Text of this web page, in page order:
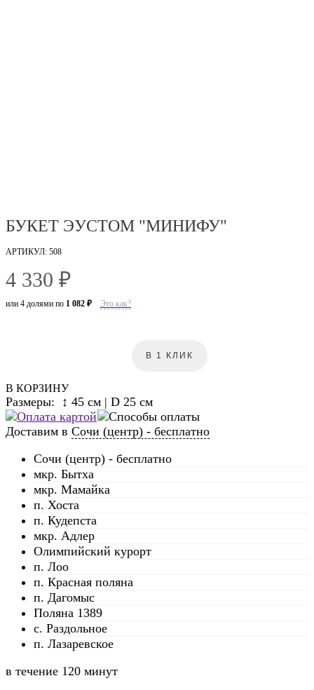
БУКЕТ ЭУСТОМ "МИНИФУ"
АРТИКУЛ: 508
4 330 ₽
или 4 долями по 1 082 ₽ Это как?
В КОРЗИНУ
В 1 КЛИК
Размеры: ↕ 45 см | D 25 см
Доставим в Сочи (центр) - бесплатно
Сочи (центр) - бесплатно
мкр. Бытха
мкр. Мамайка
п. Хоста
п. Кудепста
мкр. Адлер
Олимпийский курорт
п. Лоо
п. Красная поляна
п. Дагомыс
Поляна 1389
с. Раздольное
п. Лазаревское
в течение 120 минут